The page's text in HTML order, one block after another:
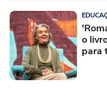
o
para